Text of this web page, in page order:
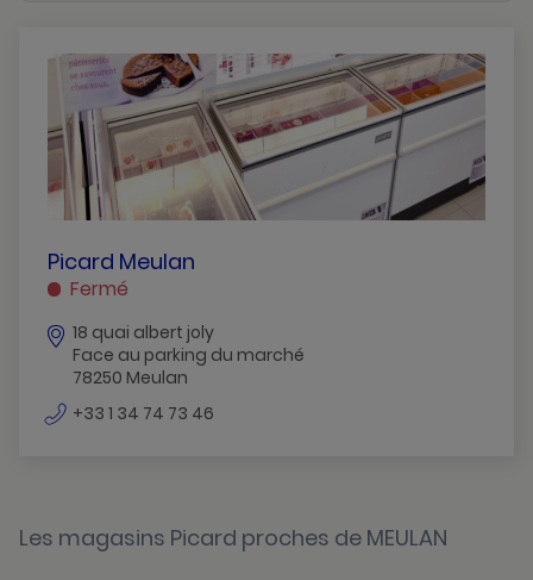
Andresy
Bois-D-Arcy
Chambourcy
Chatou
Conflans-Ste-Honorine
Croissy-Sur-Seine
Epone
Flins-Sur-Seine
Freneuse
PICARD
MEULAN
Picard Meulan
Fermé
18 quai albert joly
Face au parking du marché
78250 Meulan
+33 1 34 74 73 46
Les magasins Picard proches de MEULAN